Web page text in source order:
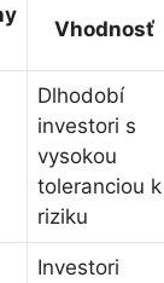
Vhodnosť
Dlhodobí
investori s
vysokou
toleranciou k
riziku
Investori